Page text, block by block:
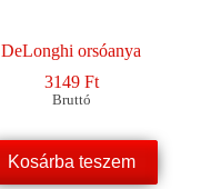
DeLonghi orsóanya
3149 Ft
Bruttó
Kosárba teszem